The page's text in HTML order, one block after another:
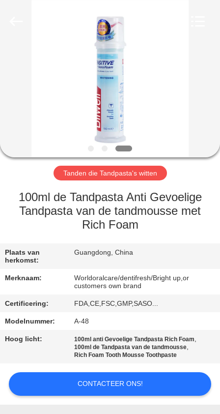
ONGEVEER
ONS
FABRIEKSREIS
KWALITEITSCONTROLE
CONTACTEER
VERZOEK
OM
EEN
SITEMAP
Tanden die Tandpasta's witten
100ml de Tandpasta Anti Gevoelige
Tandpasta van de tandmousse met
Rich Foam
Plaats van
herkomst:
Guangdong, China
Merknaam:
Worldoralcare/dentifresh/Bright up,or
customers own brand
Certificering: FDA,CE,FSC,GMP,SASO...
Modelnummer: A-48
Hoog licht: 100ml anti Gevoelige Tandpasta Rich Foam,
100ml de Tandpasta van de tandmousse,
Rich Foam Tooth Mousse Toothpaste
CONTACTEER ONS!